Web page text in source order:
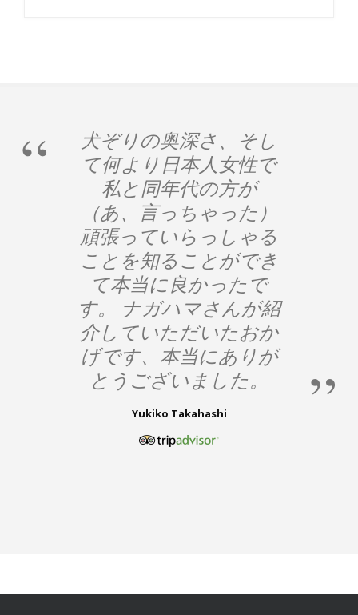
犬ぞりの奥深さ、そし
て何より日本人女性で
私と同年代の方が
（あ、言っちゃった）
頑張っていらっしゃる
ことを知ることができ
て本当に良かったで
す。 ナガハマさんが紹
介していただいたおか
げです、本当にありが
とうございました。
Yukiko Takahashi